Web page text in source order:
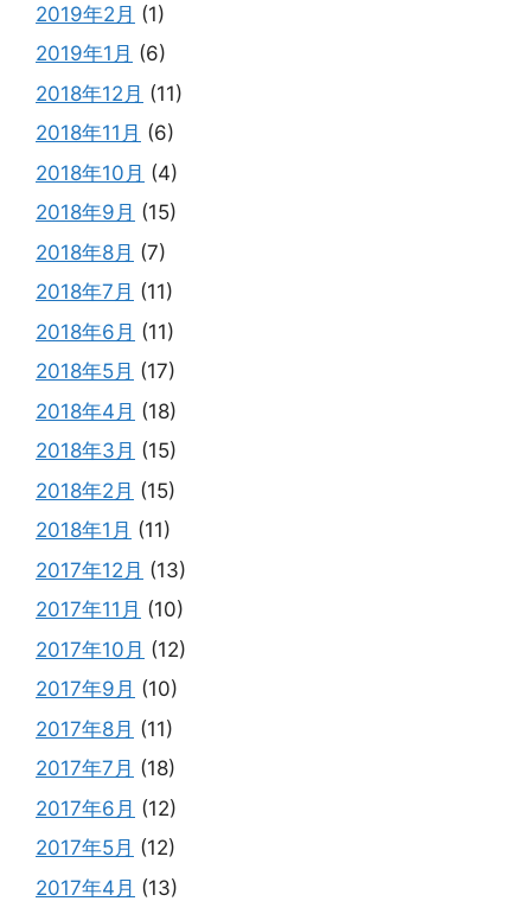
2019年2月 (1)
2019年1月 (6)
2018年12月 (11)
2018年11月 (6)
2018年10月 (4)
2018年9月 (15)
2018年8月 (7)
2018年7月 (11)
2018年6月 (11)
2018年5月 (17)
2018年4月 (18)
2018年3月 (15)
2018年2月 (15)
2018年1月 (11)
2017年12月 (13)
2017年11月 (10)
2017年10月 (12)
2017年9月 (10)
2017年8月 (11)
2017年7月 (18)
2017年6月 (12)
2017年5月 (12)
2017年4月 (13)